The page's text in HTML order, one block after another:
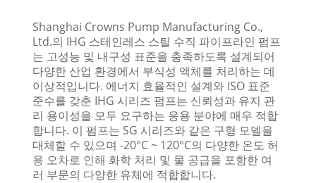
Shanghai Crowns Pump Manufacturing Co.,
Ltd.의 IHG 스테인레스 스틸 수직 파이프라인 펌프
는 고성능 및 내구성 표준을 충족하도록 설계되어
다양한 산업 환경에서 부식성 액체를 처리하는 데
이상적입니다. 에너지 효율적인 설계와 ISO 표준
준수를 갖춘 IHG 시리즈 펌프는 신뢰성과 유지 관
리 용이성을 모두 요구하는 응용 분야에 매우 적합
합니다. 이 펌프는 SG 시리즈와 같은 구형 모델을
대체할 수 있으며 -20°C ~ 120°C의 다양한 온도 허
용 오차로 인해 화학 처리 및 물 공급을 포함한 여
러 부문의 다양한 유체에 적합합니다.